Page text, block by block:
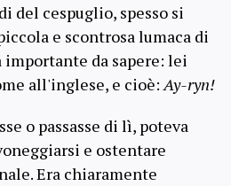
del cespuglio, spesso si
e scontrosa lumaca di
importante da sapere: lei
all'inglese, e cioè:Ay-ryn!
o passasse di lì, poteva
e ostentare
Era chiaramente